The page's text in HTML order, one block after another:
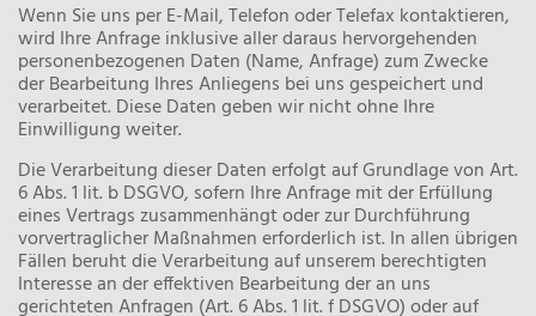
Wenn Sie uns per E-Mail, Telefon oder Telefax kontaktieren,
wird Ihre Anfrage inklusive aller daraus hervorgehenden
personenbezogenen Daten (Name, Anfrage) zum Zwecke
der Bearbeitung Ihres Anliegens bei uns gespeichert und
verarbeitet. Diese Daten geben wir nicht ohne Ihre
Einwilligung weiter.
Die Verarbeitung dieser Daten erfolgt auf Grundlage von Art.
6 Abs. 1 lit. b DSGVO, sofern Ihre Anfrage mit der Erfüllung
eines Vertrags zusammenhängt oder zur Durchführung
vorvertraglicher Maßnahmen erforderlich ist. In allen übrigen
Fällen beruht die Verarbeitung auf unserem berechtigten
Interesse an der effektiven Bearbeitung der an uns
gerichteten Anfragen (Art. 6 Abs. 1 lit. f DSGVO) oder auf